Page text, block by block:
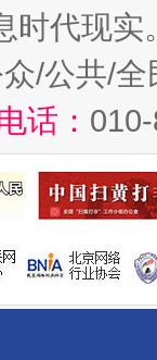
时代现实
/公共/
话：